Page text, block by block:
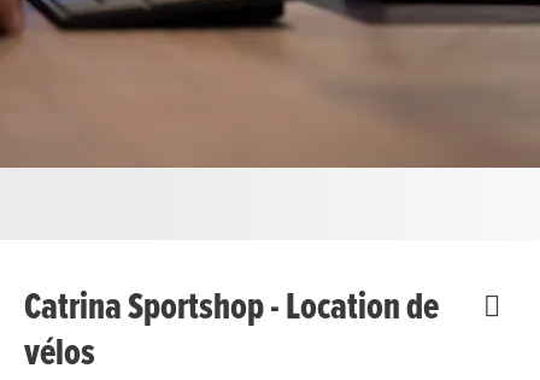
Catrina Sportshop - Location de
vélos